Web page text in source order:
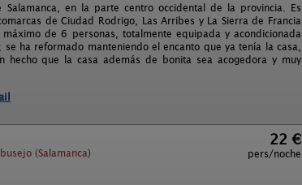
en la parte centro occidental de la provincia. Es
de Ciudad Rodrigo, Las Arribes y La Sierra de Francia
de 6 personas, totalmente equipada y acondicionada
ha reformado manteniendo el encanto que ya tenía la casa,
hecho que la casa además de bonita sea acogedora y muy
(Salamanca)
22 €
pers/noche